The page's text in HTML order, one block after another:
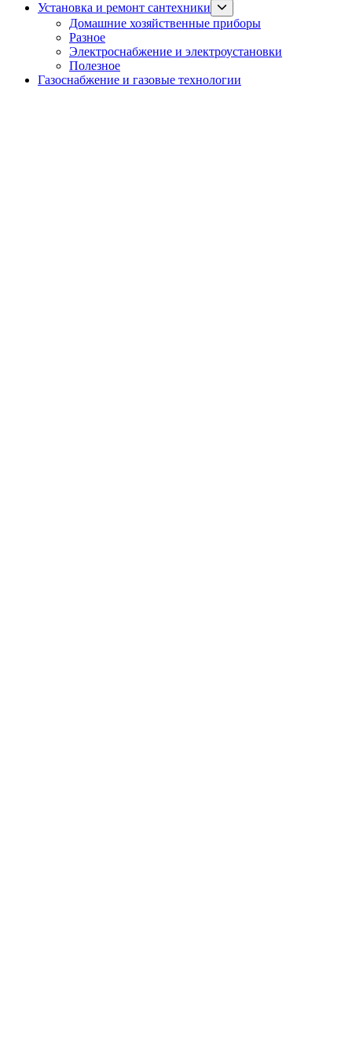
Установка и ремонт сантехники
sub
menu
Домашние хозяйственные приборы
Разное
Электроснабжение и электроустановки
Полезное
Газоснабжение и газовые технологии